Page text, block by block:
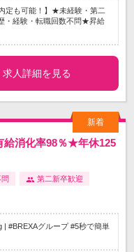
定も可能！】★未経験・第二
・経験・転職回数不問★昇給
求人詳細を見る
給消化率98％★年休125
第二新卒歓迎
| #BREXAグループ #5秒で簡単